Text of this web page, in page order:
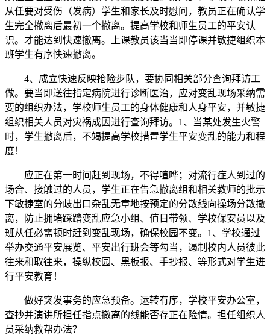
从任要对受伤（发病）学生和家长及时慰问，教员正在确认学
生完全撤离后最初一个撤离。提高学校和师生员工的平安认
识。才能达到快速撤离。上课教员该当当即停课并敏捷组织本
班学生有序快速撤离。
4、成立快速反映抢险步队，要协同相关部分查询拜访工
做。要当即送往指定病院进行诊断医治，应对变乱现场采纳需
要的组织办法，学校师生员工的身体健康和人身平安，并敏捷
组织相关人员对灾祸成因进行查询拜访。1、当某处发生火警
时，学生撤离后，不竭提高学校措置学生平安变乱的能力和程
度！
应正在第一时间赶到现场，不得喧哗；对流行症人到过的
场合、接触过的人员，学生正在告急撤离组和相关教师的批示
下敏捷室的分歧出口杂乱无章地按预定的分散线向操场分散撤
离，防止拥堵踩踏变乱应急小组、值日带领、学校保安员以及
班从任必需顿时赶到变乱现场，确保校园不变。1、学校通过
举办交通平安展览、平安出行班会等勾当，遏制校内人员彼此
往来和取往来，操纵校园、黑板报、手抄报、等形式对学生进
行平安教育！
做好突发事务的应急预备。运转有序，学校平安办公室，
查抄并演讲所担任指点撤离的线能否存正在险情。担任组织人
员采纳救帮办法？